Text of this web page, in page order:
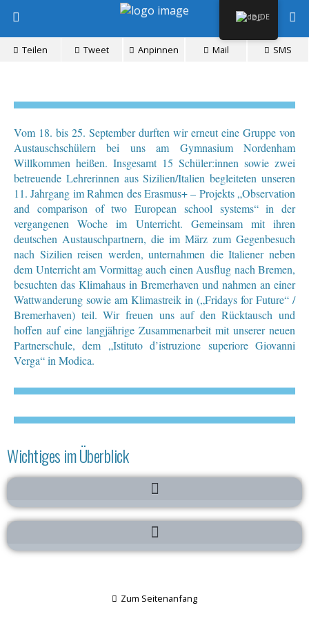
Teilen Tweet Anpinnen Mail SMS
Vom 18. bis 25. September durften wir erneut eine Gruppe von
Austauschschülern bei uns am Gymnasium Nordenham
Willkommen heißen. Insgesamt 15 Schüler:innen sowie zwei
betreuende Lehrerinnen aus Sizilien/Italien begleiteten unseren
11. Jahrgang im Rahmen des Erasmus+ – Projekts „Observation
and comparison of two European school systems“ in der
vergangenen Woche im Unterricht. Gemeinsam mit ihren
deutschen Austauschpartnern, die im März zum Gegenbesuch
nach Sizilien reisen werden, unternahmen die Italiener neben
dem Unterricht am Vormittag auch einen Ausflug nach Bremen,
besuchten das Klimahaus in Bremerhaven und nahmen an einer
Wattwanderung sowie am Klimastreik in („Fridays for Future“ /
Bremerhaven) teil. Wir freuen uns auf den Rücktausch und
hoffen auf eine langjährige Zusammenarbeit mit unserer neuen
Partnerschule, dem „Istituto d’istruzione superiore Giovanni
Verga“ in Modica.
Wichtiges im Überblick
Zum Seitenanfang
DE